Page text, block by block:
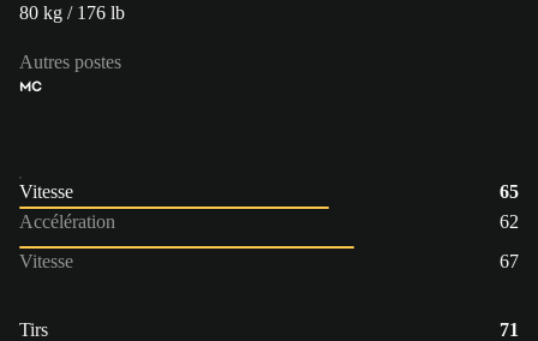
80 kg / 176 lb
Autres postes
MC
Vitesse
65
Accélération
62
Vitesse
67
Tirs
71